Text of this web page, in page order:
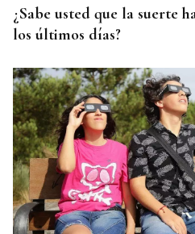
¿Sabe usted que la suerte
los últimos días?